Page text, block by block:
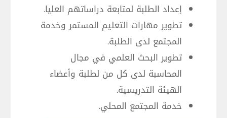
إعداد الطلبة لمتابعة دراساتهم العليا.
تطوير مهارات التعليم المستمر وخدمة
المجتمع لدى الطلبة.
تطوير البحث العلمي في مجال
المحاسبة لدى كل من لطلبة وأعضاء
الهيئة التدريسية.
خدمة المجتمع المحلي.